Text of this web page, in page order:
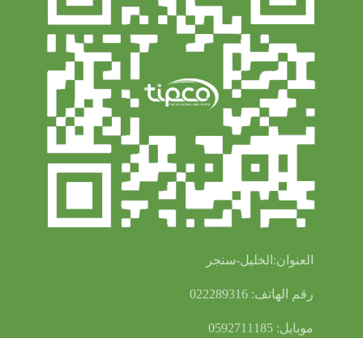
العنوان:الخليل-سنجر
رقم الهاتف: 022289316
موبايل: 0592711185